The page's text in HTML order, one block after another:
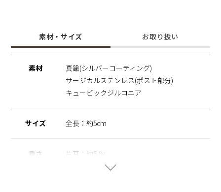
しく金属アレルギーの方でも安心してご使用いただけます。
医療用器具に使われている合金です。 表面が特殊な膜で覆わ
れており、皮膚や汗に触れてもイオン化して溶け出しにくい素
素材・サイズ お取り扱い
素材
真鍮(シルバーコーティング)
サージカルステンレス(ポスト部分)
キュービックジルコニア
サイズ 全長：約5cm
重さ 片耳：約5.8g